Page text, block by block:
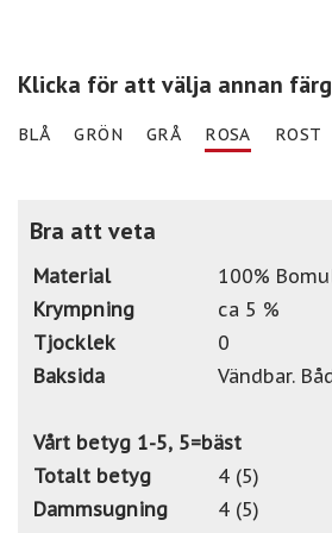
Klicka för att välja annan färg
BLÅ GRÖN GRÅ ROSA ROST
Bra att veta
Material
100%
Krympning
ca 5 %
Tjocklek
0
Baksida
Vändbar.
Vårt betyg 1-5, 5=bäst
Totalt betyg
4 (5)
Dammsugning
4 (5)